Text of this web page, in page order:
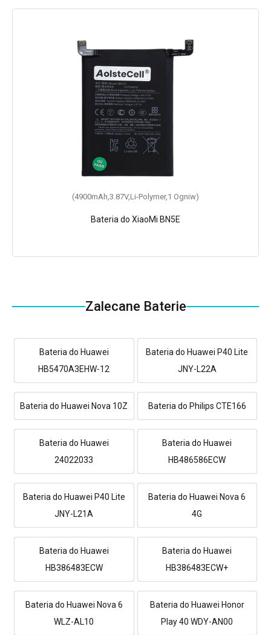
(4900mAh,3.87V,Li-Polymer,1 Ogniw)
Bateria do XiaoMi BN5E
Zalecane Baterie
Bateria do Huawei
HB5470A3EHW-12
Bateria do Huawei P40 Lite
JNY-L22A
Bateria do Huawei Nova 10Z Bateria do Philips CTE166
Bateria do Huawei
24022033
Bateria do Huawei
HB486586ECW
Bateria do Huawei P40 Lite
JNY-L21A
Bateria do Huawei Nova 6
4G
Bateria do Huawei
HB386483ECW
Bateria do Huawei
HB386483ECW+
Bateria do Huawei Nova 6
WLZ-AL10
Bateria do Huawei Honor
Play 40 WDY-AN00